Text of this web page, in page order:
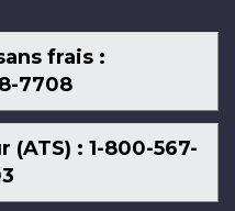
frais :
7708
: 1-800-567-